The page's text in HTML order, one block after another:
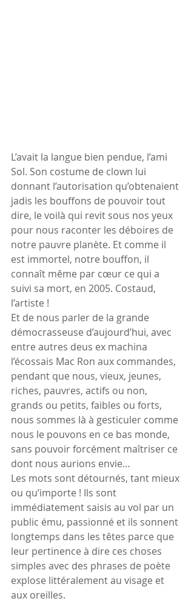
L’avait la langue bien pendue, l’ami
Sol. Son costume de clown lui
donnant l’autorisation qu’obtenaient
jadis les bouffons de pouvoir tout
dire, le voilà qui revit sous nos yeux
pour nous raconter les déboires de
notre pauvre planète. Et comme il
est immortel, notre bouffon, il
connaît même par cœur ce qui a
suivi sa mort, en 2005. Costaud,
l’artiste !
Et de nous parler de la grande
démocrasseuse d’aujourd’hui, avec
entre autres deus ex machina
l’écossais Mac Ron aux commandes,
pendant que nous, vieux, jeunes,
riches, pauvres, actifs ou non,
grands ou petits, faibles ou forts,
nous sommes là à gesticuler comme
nous le pouvons en ce bas monde,
sans pouvoir forcément maîtriser ce
dont nous aurions envie…
Les mots sont détournés, tant mieux
ou qu’importe ! Ils sont
immédiatement saisis au vol par un
public ému, passionné et ils sonnent
longtemps dans les têtes parce que
leur pertinence à dire ces choses
simples avec des phrases de poète
explose littéralement au visage et
aux oreilles.